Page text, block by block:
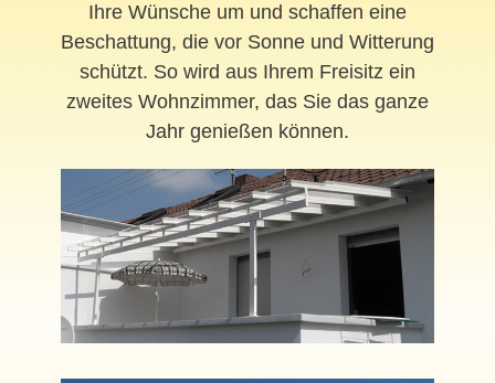
Ihre Wünsche um und schaffen eine
Beschattung, die vor Sonne und Witterung
schützt. So wird aus Ihrem Freisitz ein
zweites Wohnzimmer, das Sie das ganze
Jahr genießen können.